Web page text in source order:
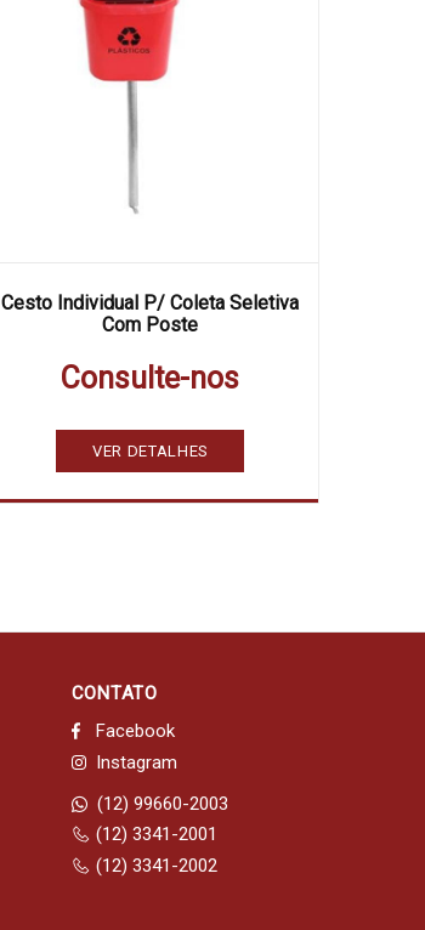
Cesto Individual P/ Coleta Seletiva
Com Poste
Consulte-nos
VER DETALHES
CONTATO
Facebook
Instagram
(12) 99660-2003
(12) 3341-2001
(12) 3341-2002